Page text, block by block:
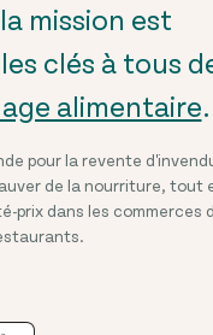
mission est
clés à tous
alimentaire.
pour la revente
de la nourriture, tout
prix dans les commerces